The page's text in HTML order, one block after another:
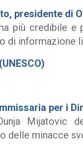
presidente di
più credibile
informazione
per i
Mijatovic
delle minacce